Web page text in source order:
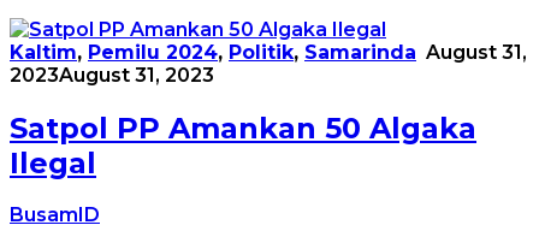
Kaltim, Pemilu 2024, Politik, Samarinda August 31,
2023August 31, 2023
Satpol PP Amankan 50 Algaka
Ilegal
BusamID